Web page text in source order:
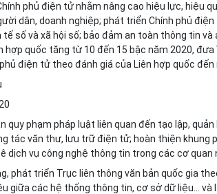
phủ điện tử nhằm nâng cao hiệu lực, hiệu
dân, doanh nghiệp; phát triển Chính phủ
tế số và xã hội số; bảo đảm an toàn thông tin và
hợp quốc tăng từ 10 đến 15 bậc năm 2020, đưa
điện tử theo đánh giá của Liên hợp quốc đến
quy phạm pháp luật liên quan đến tạo lập,
tác văn thư, lưu trữ điện tử; hoàn thiện khung
dịch vụ công nghệ thông tin trong các cơ quan
phát triển Trục liên thông văn bản quốc gia
giữa các hệ thống thông tin, cơ sở dữ liệu... và